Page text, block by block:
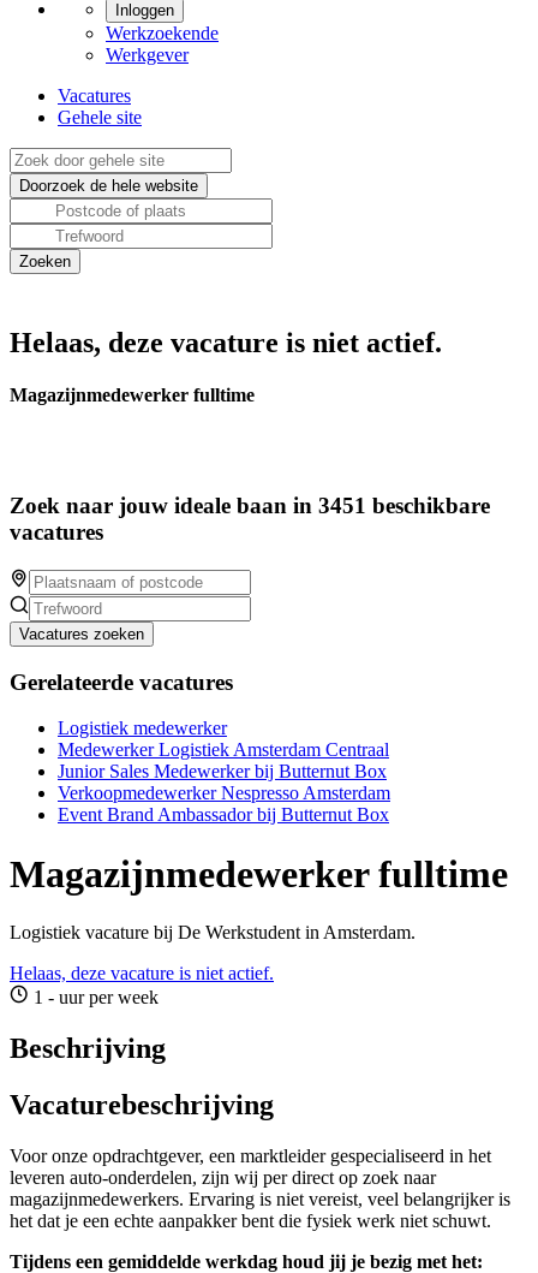
Inloggen
Werkzoekende
Werkgever
Vacatures
Gehele site
Helaas, deze vacature is niet actief.
Magazijnmedewerker fulltime
Zoek naar jouw ideale baan in 3451 beschikbare
vacatures
Vacatures zoeken
Gerelateerde vacatures
Logistiek medewerker
Medewerker Logistiek Amsterdam Centraal
Junior Sales Medewerker bij Butternut Box
Verkoopmedewerker Nespresso Amsterdam
Event Brand Ambassador bij Butternut Box
Magazijnmedewerker fulltime
Logistiek vacature bij De Werkstudent in Amsterdam.
Helaas, deze vacature is niet actief.
1 - uur per week
Beschrijving
Vacaturebeschrijving
Voor onze opdrachtgever, een marktleider gespecialiseerd in het
leveren auto-onderdelen, zijn wij per direct op zoek naar
magazijnmedewerkers. Ervaring is niet vereist, veel belangrijker is
het dat je een echte aanpakker bent die fysiek werk niet schuwt.
Tijdens een gemiddelde werkdag houd jij je bezig met het: